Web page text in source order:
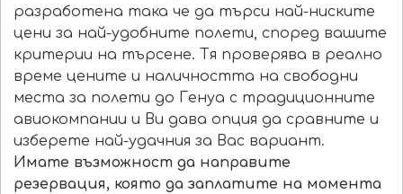
разработена така че да търси най-ниските
цени за най-удобните полети, според вашите
критерии на търсене. Тя проверява в реално
време цените и наличността на свободни
места за полети до Генуа с традиционните
авиокомпании и Ви дава опция да сравните и
изберете най-удачния за Вас вариант.
Имате възможност да направите
резервация, която да заплатите на момента